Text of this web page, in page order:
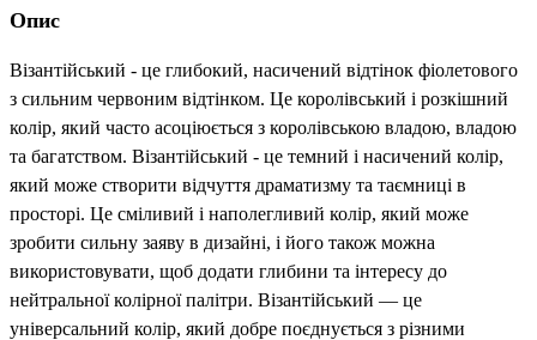
Опис
Візантійський - це глибокий, насичений відтінок фіолетового
з сильним червоним відтінком. Це королівський і розкішний
колір, який часто асоціюється з королівською владою, владою
та багатством. Візантійський - це темний і насичений колір,
який може створити відчуття драматизму та таємниці в
просторі. Це сміливий і наполегливий колір, який може
зробити сильну заяву в дизайні, і його також можна
використовувати, щоб додати глибини та інтересу до
нейтральної колірної палітри. Візантійський — це
універсальний колір, який добре поєднується з різними